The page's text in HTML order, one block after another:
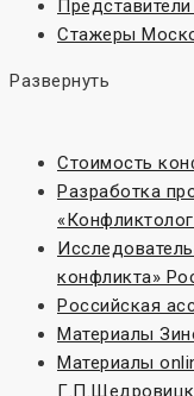
Стажеры
Развернуть
Стоимость
Разработка
конфликта»
Российская
Материалы
Материалы